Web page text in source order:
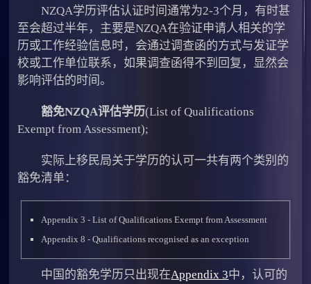
NZQA学历评估认证时间通常为2-3个月，有时甚
至会超过半年，主要是NZQA在验证申请人相关的学
历或工作经验信息时，会通过调查函的方式与发证学
校或工作单位联系，如果调查函得不到回复，显然会
影响评估的时间。
豁免NZQA评估学历(List of Qualifications
Exempt from Assessment);
实际上移民局关于学历的认可一共有两个类别的
豁免清单：
Appendix 3 - List of Qualifications Exempt from Assessment
Appendix 8 - Qualifications recognised as an exception
中国的豁免学历只出现在Appendix 3中，认可的